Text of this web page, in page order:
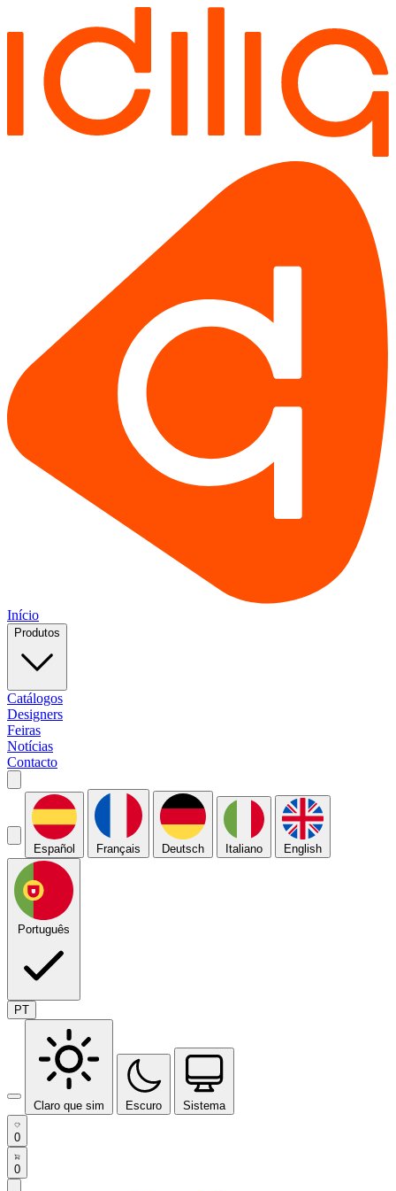
Início
Produtos
Catálogos
Designers
Feiras
Notícias
Contacto
Español Français Deutsch Italiano English
Português
PT
Claro que sim Escuro Sistema
0
0